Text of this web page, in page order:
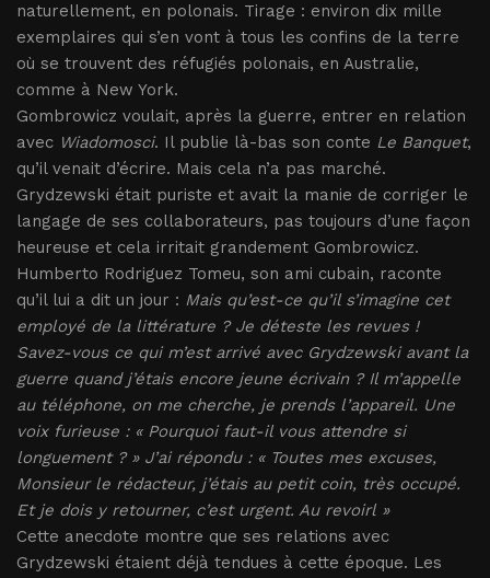
naturellement, en polonais. Tirage : environ dix mille
exemplaires qui s’en vont à tous les confins de la terre
où se trouvent des réfugiés polonais, en Australie,
comme à New York.
Gombrowicz voulait, après la guerre, entrer en relation
avec Wiadomosci. Il publie là-bas son conte Le Banquet,
qu’il venait d’écrire. Mais cela n’a pas marché.
Grydzewski était puriste et avait la manie de corriger le
langage de ses collaborateurs, pas toujours d’une façon
heureuse et cela irritait grandement Gombrowicz.
Humberto Rodriguez Tomeu, son ami cubain, raconte
qu’il lui a dit un jour : Mais qu’est-ce qu’il s’imagine cet
employé de la littérature ? Je déteste les revues !
Savez-vous ce qui m’est arrivé avec Grydzewski avant la
guerre quand j’étais encore jeune écrivain ? Il m’appelle
au téléphone, on me cherche, je prends l’appareil. Une
voix furieuse : « Pourquoi faut-il vous attendre si
longuement ? » J’ai répondu : « Toutes mes excuses,
Monsieur le rédacteur, j’étais au petit coin, très occupé.
Et je dois y retourner, c’est urgent. Au revoirl »
Cette anecdote montre que ses relations avec
Grydzewski étaient déjà tendues à cette époque. Les